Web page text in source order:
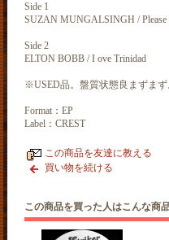
Side 1
SUZAN MUNGALSINGH / Please
Side 2
ELTON BOBB / I ove Trinidad
※USED品。盤質状態良まずまず
Format：EP
Label：CREST
この商品を友達に教える
買い物を続ける
この商品を買った人はこんな商